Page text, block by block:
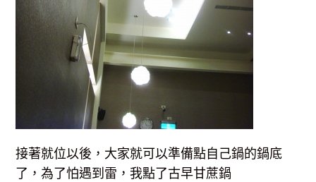
接著就位以後，大家就可以準備點自己鍋的鍋底
了，為了怕遇到雷，我點了古早甘蔗鍋